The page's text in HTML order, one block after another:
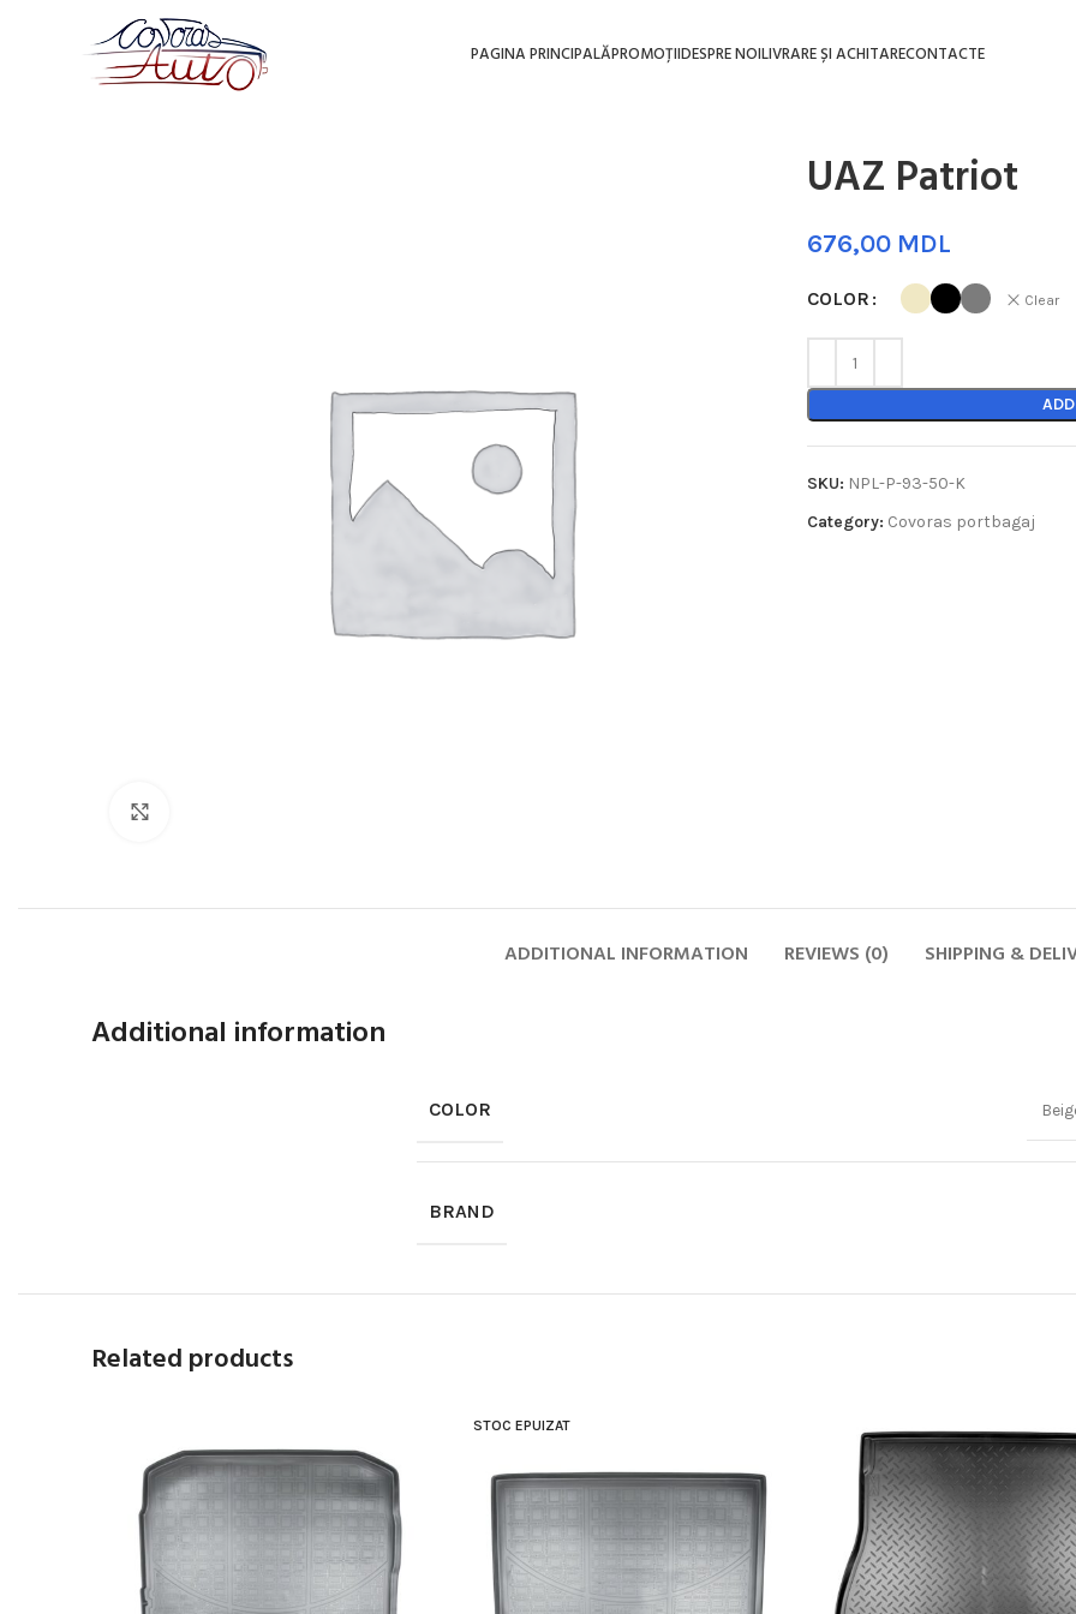
PAGINA PRINCIPALĂPROMOȚIIDESPRE NOILIVRARE ȘI ACHITARECONTACTE
UAZ Patriot
MDL
COLOR Clear
SKU: NPL-P-93-50-K
Category: Covoras portbagaj
ADDITIONAL INFORMATION REVIEWS (0) SHIPPING &
Additional information
COLOR
BRAND
Related products
STOC EPUIZAT